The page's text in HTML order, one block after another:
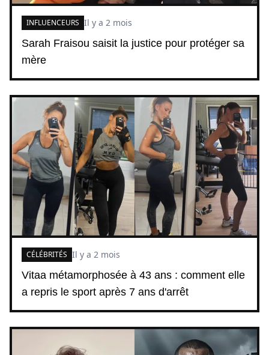
Sarah Fraisou saisit la justice pour protéger sa
mère
INFLUENCEURS Il y a 2 mois
Vitaa métamorphosée à 43 ans : comment elle
a repris le sport après 7 ans d'arrêt
CÉLÉBRITÉS Il y a 2 mois